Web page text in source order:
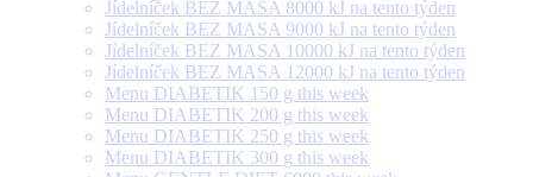
Jídelníček BEZ MASA 8000 kJ na tento týden
Jídelníček BEZ MASA 9000 kJ na tento týden
Jídelníček BEZ MASA 10000 kJ na tento týden
Jídelníček BEZ MASA 12000 kJ na tento týden
Menu DIABETIK 150 g this week
Menu DIABETIK 200 g this week
Menu DIABETIK 250 g this week
Menu DIABETIK 300 g this week